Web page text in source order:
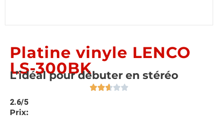
Platine vinyle LENCO
LS-300BK
L’idéal pour débuter en stéréo
2.6/5
Prix: